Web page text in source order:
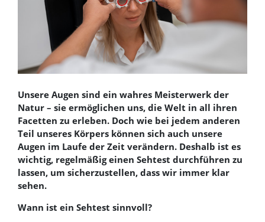
Unsere Augen sind ein wahres Meisterwerk der
Natur – sie ermöglichen uns, die Welt in all ihren
Facetten zu erleben. Doch wie bei jedem anderen
Teil unseres Körpers können sich auch unsere
Augen im Laufe der Zeit verändern. Deshalb ist es
wichtig, regelmäßig einen Sehtest durchführen zu
lassen, um sicherzustellen, dass wir immer klar
sehen.
Wann ist ein Sehtest sinnvoll?